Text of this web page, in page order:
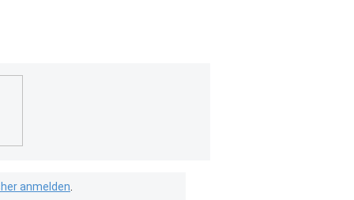
anmelden